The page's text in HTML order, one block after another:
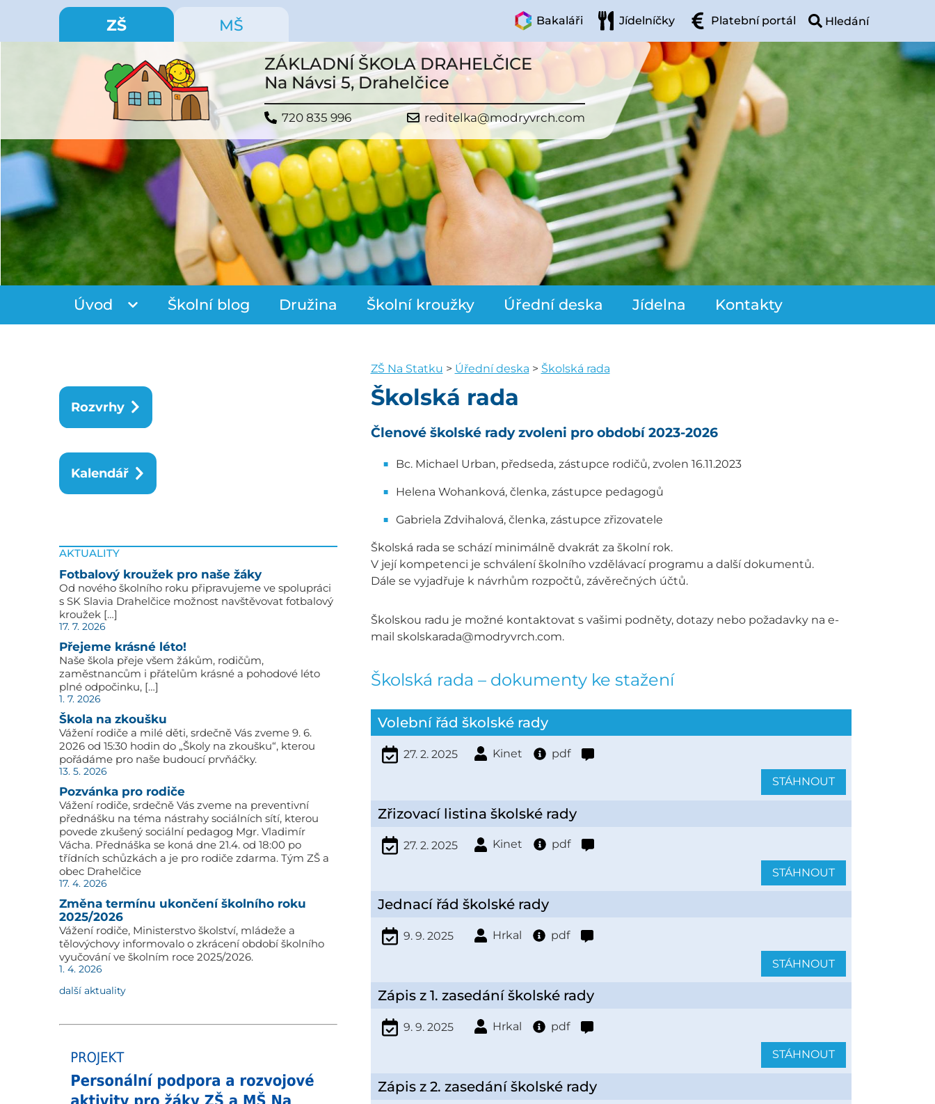
ZŠ MŠ Bakaláři Jídelníčky Platební portál
ZÁKLADNÍ ŠKOLA DRAHELČICE
Na Návsi 5, Drahelčice
720 835 996 reditelka@modryvrch.com
Úvod Školní blog Družina Školní kroužky Úřední deska Jídelna Kontakty
Rozvrhy
Kalendář
AKTUALITY
Fotbalový kroužek pro naše žáky
Od nového školního roku připravujeme ve spolupráci
s SK Slavia Drahelčice možnost navštěvovat fotbalový
kroužek […]
17. 7. 2026
Přejeme krásné léto!
Naše škola přeje všem žákům, rodičům,
zaměstnancům i přátelům krásné a pohodové léto
plné odpočinku, […]
1. 7. 2026
Škola na zkoušku
Vážení rodiče a milé děti, srdečně Vás zveme 9. 6.
2026 od 15:30 hodin do „Školy na zkoušku“, kterou
pořádáme pro naše budoucí prvňáčky.
13. 5. 2026
Pozvánka pro rodiče
Vážení rodiče, srdečně Vás zveme na preventivní
přednášku na téma nástrahy sociálních sítí, kterou
povede zkušený sociální pedagog Mgr. Vladimír
Vácha. Přednáška se koná dne 21.4. od 18:00 po
třídních schůzkách a je pro rodiče zdarma. Tým ZŠ a
obec Drahelčice
17. 4. 2026
Změna termínu ukončení školního roku
2025/2026
Vážení rodiče, Ministerstvo školství, mládeže a
tělovýchovy informovalo o zkrácení období školního
vyučování ve školním roce 2025/2026.
1. 4. 2026
další aktuality
ZŠ Na Statku > Úřední deska > Školská rada
Školská rada
Členové školské rady zvoleni pro období 2023-2026
Bc. Michael Urban, předseda, zástupce rodičů, zvolen 16.11.2023
Helena Wohanková, členka, zástupce pedagogů
Gabriela Zdvihalová, členka, zástupce zřizovatele
Školská rada se schází minimálně dvakrát za školní rok.
V její kompetenci je schválení školního vzdělávací programu a další dokumentů.
Dále se vyjadřuje k návrhům rozpočtů, závěrečných účtů.
Školskou radu je možné kontaktovat s vašimi podněty, dotazy nebo požadavky na e-
mail skolskarada@modryvrch.com.
Školská rada – dokumenty ke stažení
Volební řád školské rady
27. 2. 2025 Kinet pdf
STÁHNOUT
Zřizovací listina školské rady
27. 2. 2025 Kinet pdf
STÁHNOUT
Jednací řád školské rady
9. 9. 2025 Hrkal pdf
STÁHNOUT
Zápis z 1. zasedání školské rady
9. 9. 2025 Hrkal pdf
STÁHNOUT
Zápis z 2. zasedání školské rady